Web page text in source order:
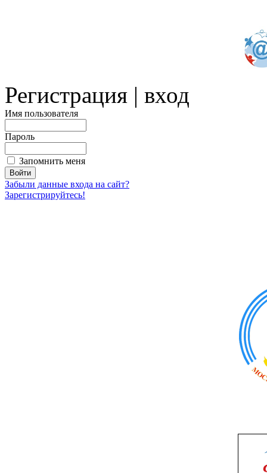
Регистрация | вход
Имя пользователя
Пароль
Запомнить меня
Забыли данные входа на сайт?
Зарегистрируйтесь!